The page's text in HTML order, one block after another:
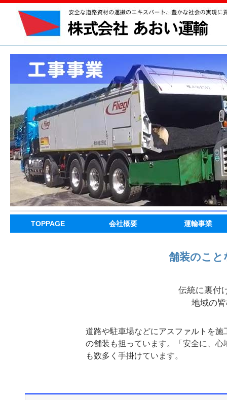
TOPPAGE 会社概要 運輸事業
舗装のこと
伝統に裏付
地域の
道路や駐車場などにアスファルトを
の舗装も担っています。「安全に、
も数多く手掛けています。